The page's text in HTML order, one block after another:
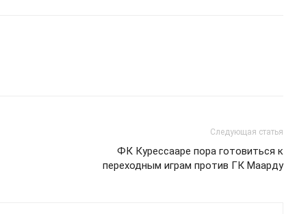
Следующая статья
ФК Курессааре пора готовиться к
переходным играм против ГК Маарду